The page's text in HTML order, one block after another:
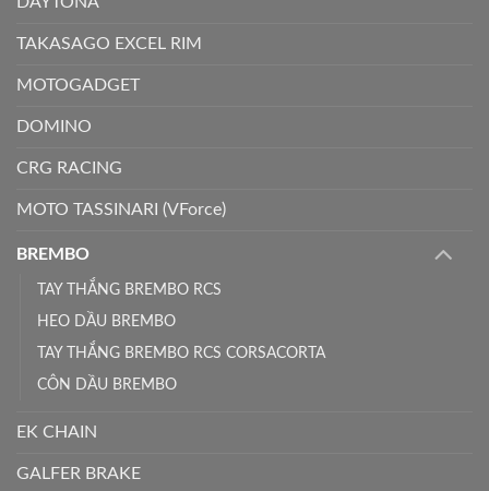
TAKASAGO EXCEL RIM
MOTOGADGET
DOMINO
CRG RACING
MOTO TASSINARI (VForce)
BREMBO
TAY THẮNG BREMBO RCS
HEO DẦU BREMBO
TAY THẮNG BREMBO RCS CORSACORTA
CÔN DẦU BREMBO
EK CHAIN
GALFER BRAKE